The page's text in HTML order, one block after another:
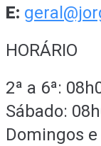
E:
HORÁRIO
2ª a 6ª:
Sábado:
Domingos